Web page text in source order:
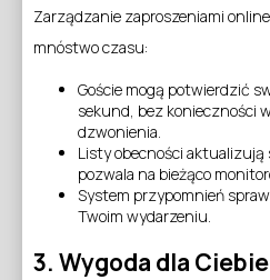
Zarządzanie zaproszeniami
mnóstwo czasu:
Goście mogą potwierdzić
sekund, bez konieczności
dzwonienia.
Listy obecności
pozwala na bieżąco
System przypomnień
Twoim wydarzeniu.
3. Wygoda dla